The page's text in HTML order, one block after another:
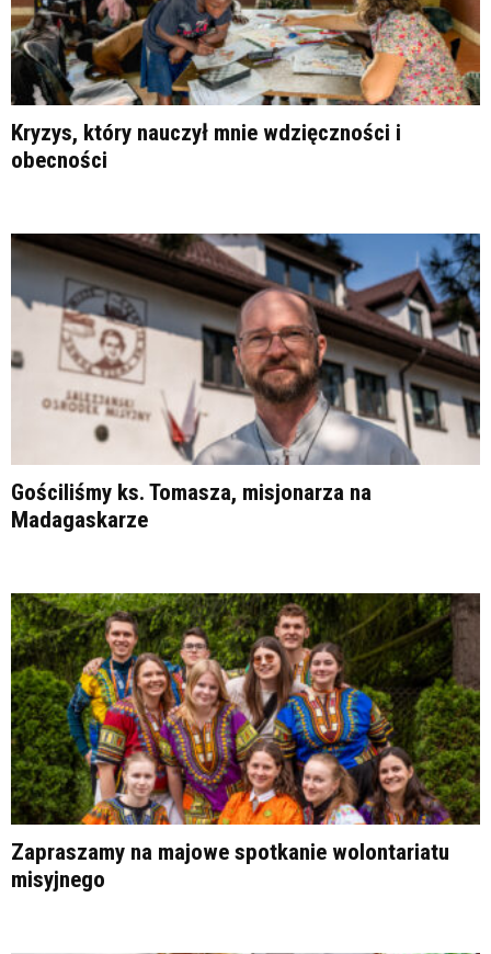
Kryzys, który nauczył mnie wdzięczności i
obecności
Gościliśmy ks. Tomasza, misjonarza na
Madagaskarze
Zapraszamy na majowe spotkanie wolontariatu
misyjnego